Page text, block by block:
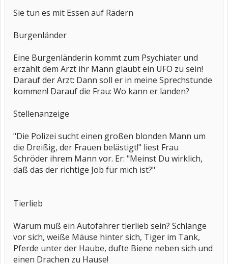
Sie tun es mit Essen auf Rädern
Burgenländer
Eine Burgenländerin kommt zum Psychiater und
erzählt dem Arzt ihr Mann glaubt ein UFO zu sein!
Darauf der Arzt: Dann soll er in meine Sprechstunde
kommen! Darauf die Frau: Wo kann er landen?
Stellenanzeige
"Die Polizei sucht einen großen blonden Mann um
die Dreißig, der Frauen belästigt!" liest Frau
Schröder ihrem Mann vor. Er: "Meinst Du wirklich,
daß das der richtige Job für mich ist?"
Tierlieb
Warum muß ein Autofahrer tierlieb sein? Schlange
vor sich, weiße Mäuse hinter sich, Tiger im Tank,
Pferde unter der Haube, dufte Biene neben sich und
einen Drachen zu Hause!